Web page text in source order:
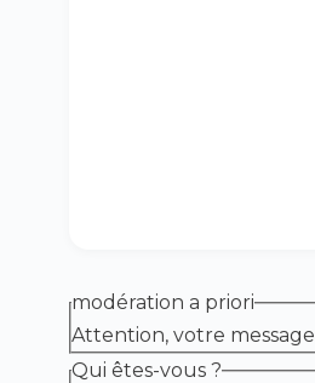
modération a priori
Attention, votre
Qui êtes-vous ?